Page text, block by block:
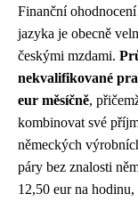
Finanční
jazyka je obecně
českými mzdami.
nekvalifikované
eur měsíčně,
kombinovat své
německých
páry bez znalosti
12,50 eur na